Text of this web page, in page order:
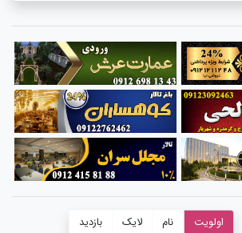
اولویت نام لایک بازدید